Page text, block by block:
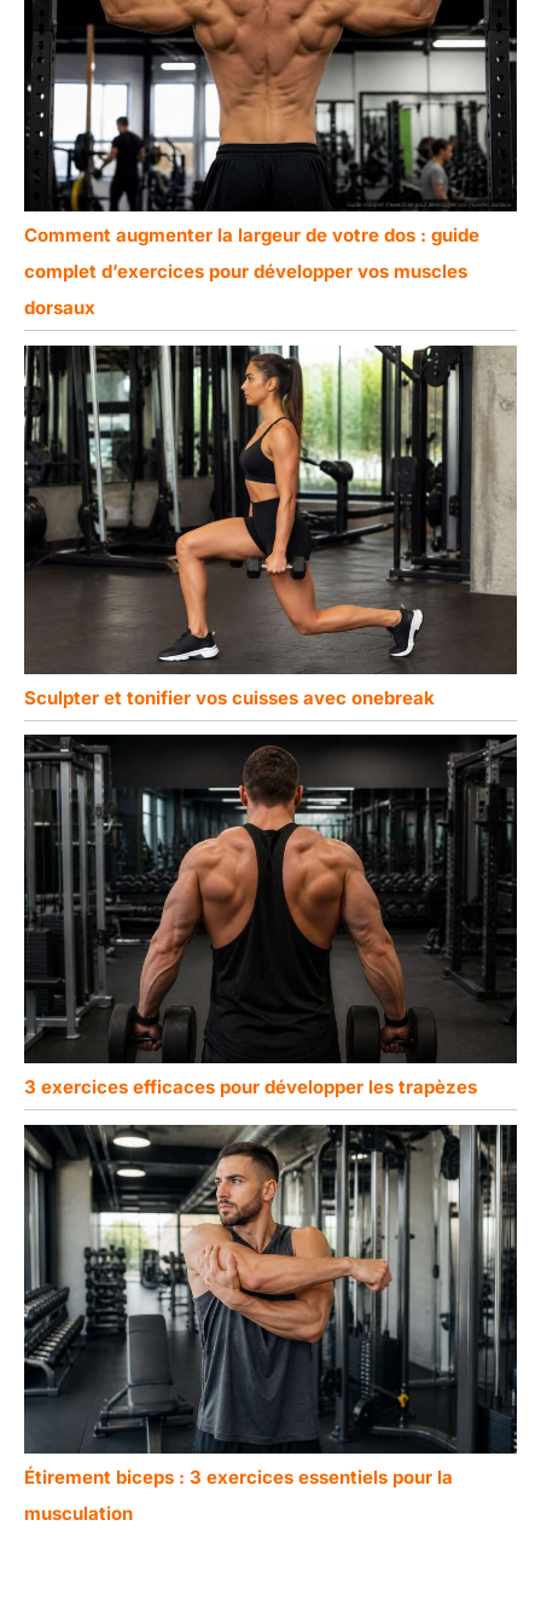
Comment augmenter la largeur de votre dos : guide
complet d’exercices pour développer vos muscles
dorsaux
Sculpter et tonifier vos cuisses avec onebreak
3 exercices efficaces pour développer les trapèzes
Étirement biceps : 3 exercices essentiels pour la
musculation